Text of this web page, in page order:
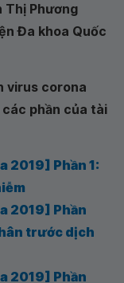
Thị Phương
Đa khoa Quốc
virus corona
phần của tài
2019] Phần 1:
2019] Phần
trước dịch
2019] Phần